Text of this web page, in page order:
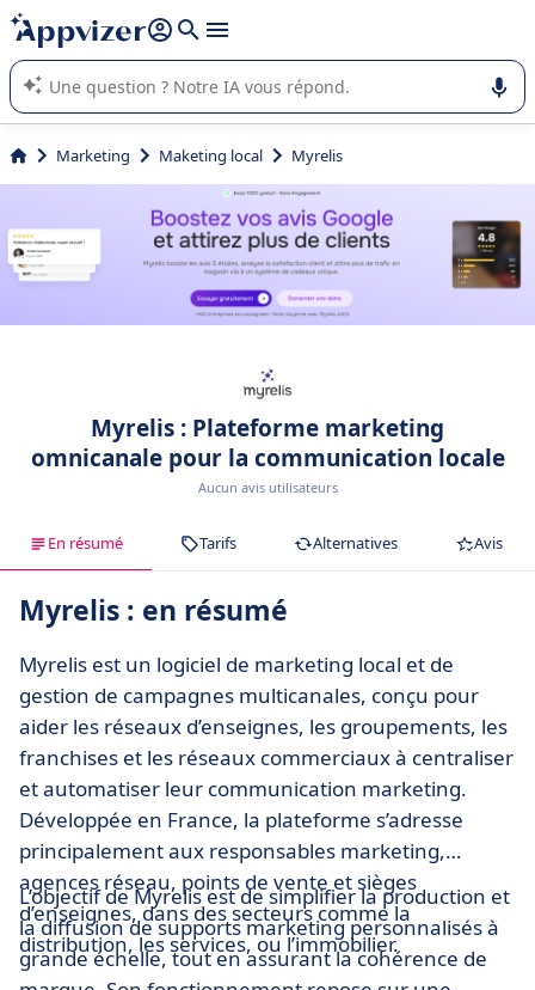
répondre (plusieurs lignes avec
L'IA de Appvizer vous guide dans l'utilisation ou la sélection de
logiciel SaaS en entreprise.
Marketing Maketing local Myrelis
Myrelis : Plateforme marketing
omnicanale pour la communication locale
Aucun avis utilisateurs
En résumé Tarifs Alternatives Avis
Myrelis : en résumé
Myrelis est un logiciel de marketing local et de
gestion de campagnes multicanales, conçu pour
aider les réseaux d’enseignes, les groupements, les
franchises et les réseaux commerciaux à centraliser
et automatiser leur communication marketing.
Développée en France, la plateforme s’adresse
principalement aux responsables marketing,
agences réseau, points de vente et sièges
d’enseignes, dans des secteurs comme la
distribution, les services, ou l’immobilier.
L’objectif de Myrelis est de simplifier la production et
la diffusion de supports marketing personnalisés à
grande échelle, tout en assurant la cohérence de